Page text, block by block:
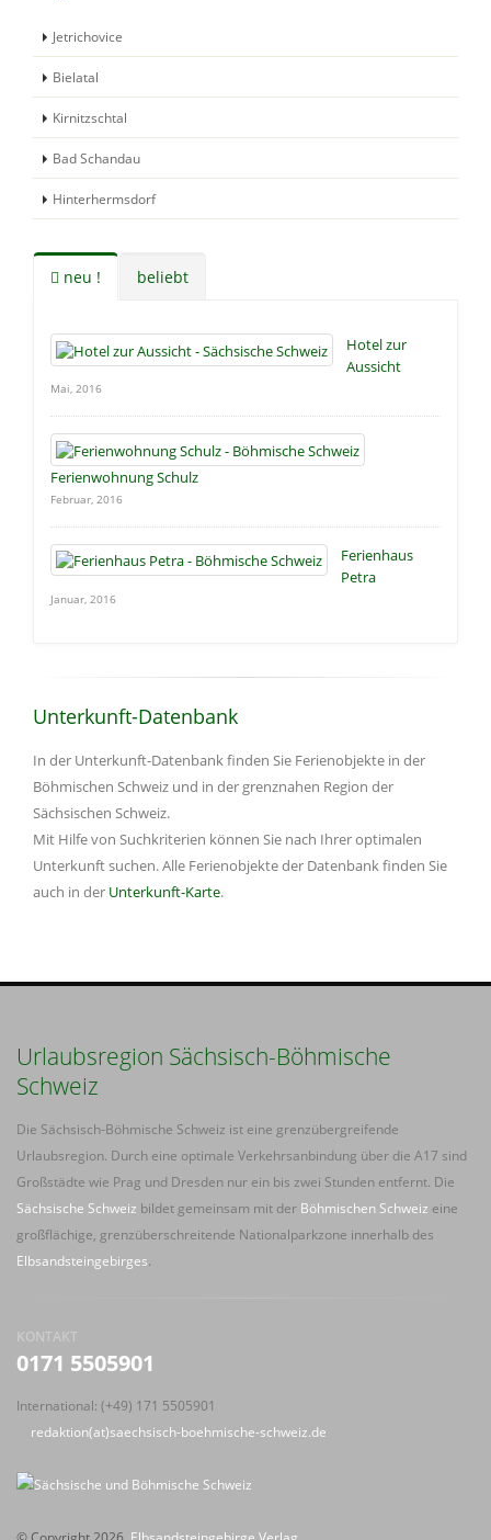
Jetrichovice
Bielatal
Kirnitzschtal
Bad Schandau
Hinterhermsdorf
neu ! beliebt
Hotel zur
Aussicht
Mai, 2016
Ferienwohnung Schulz
Februar, 2016
Ferienhaus
Petra
Januar, 2016
Unterkunft-Datenbank
In der Unterkunft-Datenbank finden Sie Ferienobjekte in der
Böhmischen Schweiz und in der grenznahen Region der
Sächsischen Schweiz.
Mit Hilfe von Suchkriterien können Sie nach Ihrer optimalen
Unterkunft suchen. Alle Ferienobjekte der Datenbank finden Sie
auch in der Unterkunft-Karte.
Urlaubsregion Sächsisch-Böhmische
Schweiz
Die Sächsisch-Böhmische Schweiz ist eine grenzübergreifende
Urlaubsregion. Durch eine optimale Verkehrsanbindung über die A17 sind
Großstädte wie Prag und Dresden nur ein bis zwei Stunden entfernt. Die
Sächsische Schweiz bildet gemeinsam mit der Böhmischen Schweiz eine
großflächige, grenzüberschreitende Nationalparkzone innerhalb des
Elbsandsteingebirges.
KONTAKT
0171 5505901
International: (+49) 171 5505901
redaktion(at)saechsisch-boehmische-schweiz.de
© Copyright 2026, Elbsandsteingebirge Verlag